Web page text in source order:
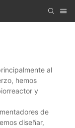
al
hemos
y
de
diseñar,